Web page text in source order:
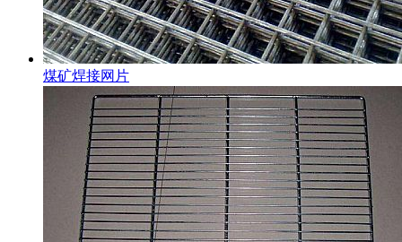
煤矿焊接网片